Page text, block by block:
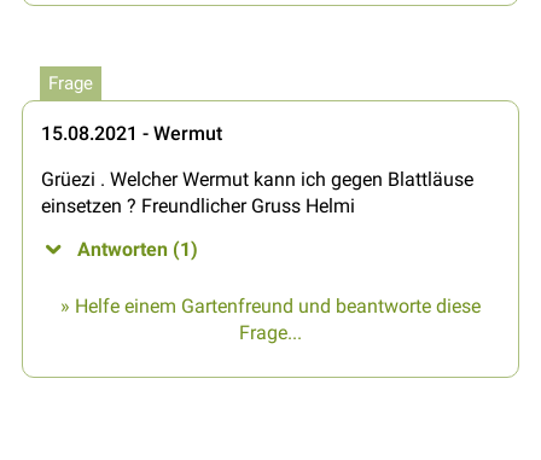
Frage
15.08.2021 - Wermut
Grüezi . Welcher Wermut kann ich gegen Blattläuse
einsetzen ? Freundlicher Gruss Helmi
Antworten (1)
» Helfe einem Gartenfreund und beantworte diese
Frage...